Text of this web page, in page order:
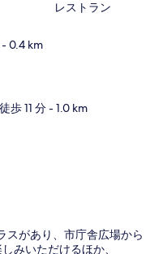
レストラン
- 0.4 km
歩 11 分- 1.0 km
スがあり、市庁舎広場から
みいただけるほか、